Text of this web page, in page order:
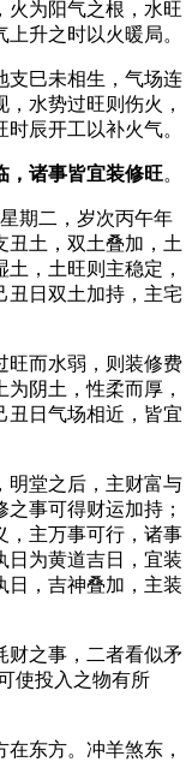
火为阳气之根，水旺
升之时以火暖局。
支巳未相生，气场连
水势过旺则伤火，
辰开工以补火气。
，诸事皆宜装修旺。
期二，岁次丙午年
丑土，双土叠加，土
，土旺则主稳定，
丑日双土加持，主宅
旺而水弱，则装修费
阴土，性柔而厚，
丑日气场相近，皆宜
明堂之后，主财富与
事可得财运加持；
，主万事可行，诸事
日为黄道吉日，宜装
日，吉神叠加，主装
财之事，二者看似矛
使投入之物有所
东方。冲羊煞东，